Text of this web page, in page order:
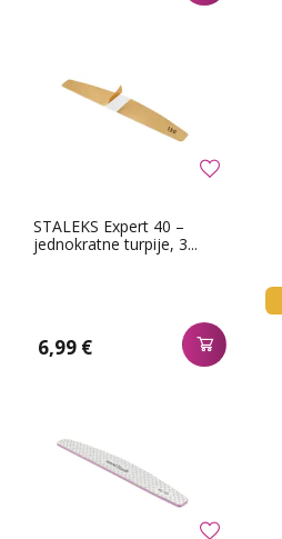
STALEKS Expert 40 –
jednokratne turpije, 3...
6,99 €